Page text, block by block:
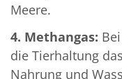
Meere.
4. Methangas:
die Tierhaltung
Nahrung und